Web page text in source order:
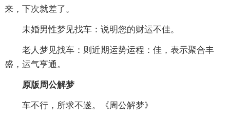
来，下次就差了。
未婚男性梦见找车：说明您的财运不佳。
老人梦见找车：则近期运势运程：佳，表示聚合丰
盛，运气亨通。
原版周公解梦
车不行，所求不遂。《周公解梦》